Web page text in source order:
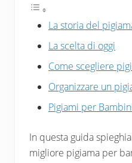
La storia del
La scelta di oggi
Come scegliere
Organizzare un
Pigiami per
In questa guida
migliore pigiama per